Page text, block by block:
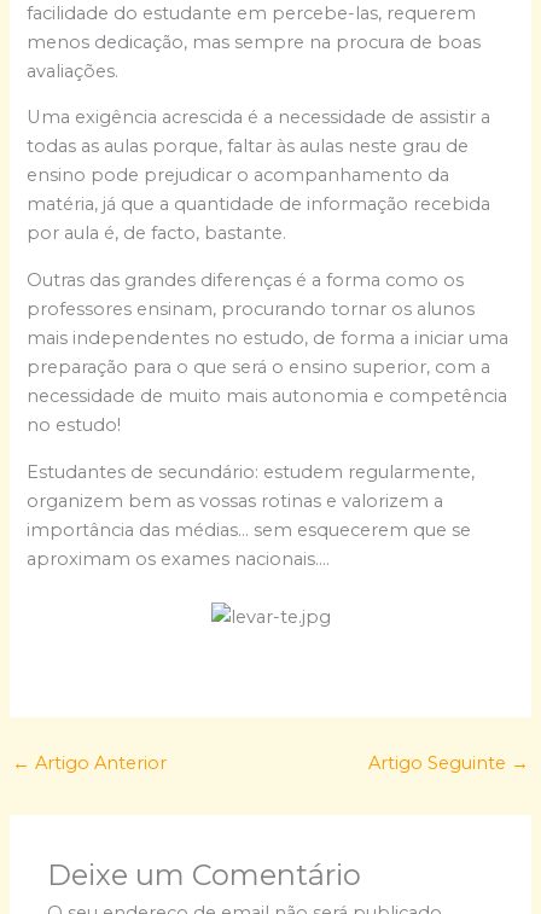
facilidade do estudante em percebe-las, requerem
menos dedicação, mas sempre na procura de boas
avaliações.
Uma exigência acrescida é a necessidade de assistir a
todas as aulas porque, faltar às aulas neste grau de
ensino pode prejudicar o acompanhamento da
matéria, já que a quantidade de informação recebida
por aula é, de facto, bastante.
Outras das grandes diferenças é a forma como os
professores ensinam, procurando tornar os alunos
mais independentes no estudo, de forma a iniciar uma
preparação para o que será o ensino superior, com a
necessidade de muito mais autonomia e competência
no estudo!
Estudantes de secundário: estudem regularmente,
organizem bem as vossas rotinas e valorizem a
importância das médias… sem esquecerem que se
aproximam os exames nacionais….
← Artigo Anterior Artigo Seguinte →
Deixe um Comentário